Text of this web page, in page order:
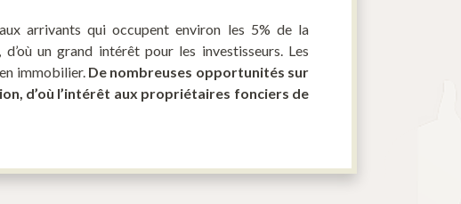
arrivants qui occupent environ les 5% de la
un grand intérêt pour les investisseurs. Les
immobilier. De nombreuses opportunités sur
d’où l’intérêt aux propriétaires fonciers de